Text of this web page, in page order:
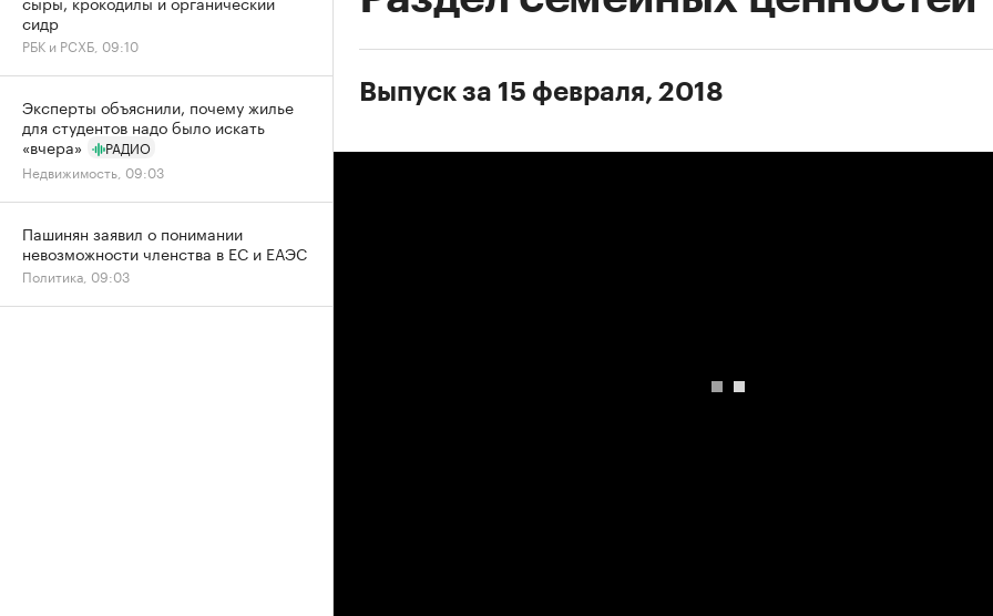
Выпуск за 15 февраля, 2018
сидр
РБК и РСХБ, 09:10
Эксперты объяснили, почему жилье
для студентов надо было искать
«вчера»
РАДИО
Недвижимость, 09:03
Пашинян заявил о понимании
невозможности членства в ЕС и ЕАЭС
Политика, 09:03